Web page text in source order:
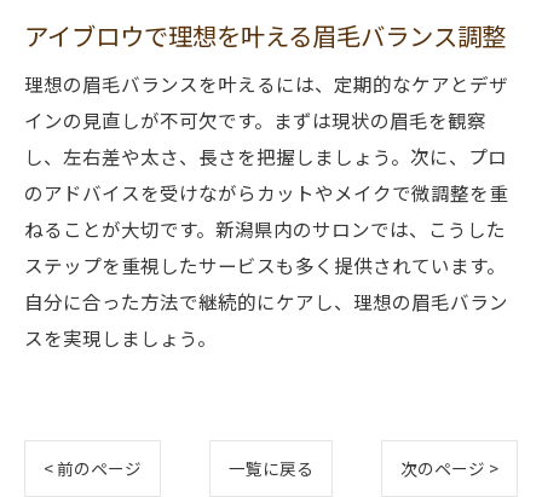
アイブロウで理想を叶える眉毛バランス調整
理想の眉毛バランスを叶えるには、定期的なケアとデザ
インの見直しが不可欠です。まずは現状の眉毛を観察
し、左右差や太さ、長さを把握しましょう。次に、プロ
のアドバイスを受けながらカットやメイクで微調整を重
ねることが大切です。新潟県内のサロンでは、こうした
ステップを重視したサービスも多く提供されています。
自分に合った方法で継続的にケアし、理想の眉毛バラン
スを実現しましょう。
< 前のページ 一覧に戻る 次のページ >